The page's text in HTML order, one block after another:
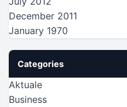
December 2011
January 1970
Categories
Aktuale
Business